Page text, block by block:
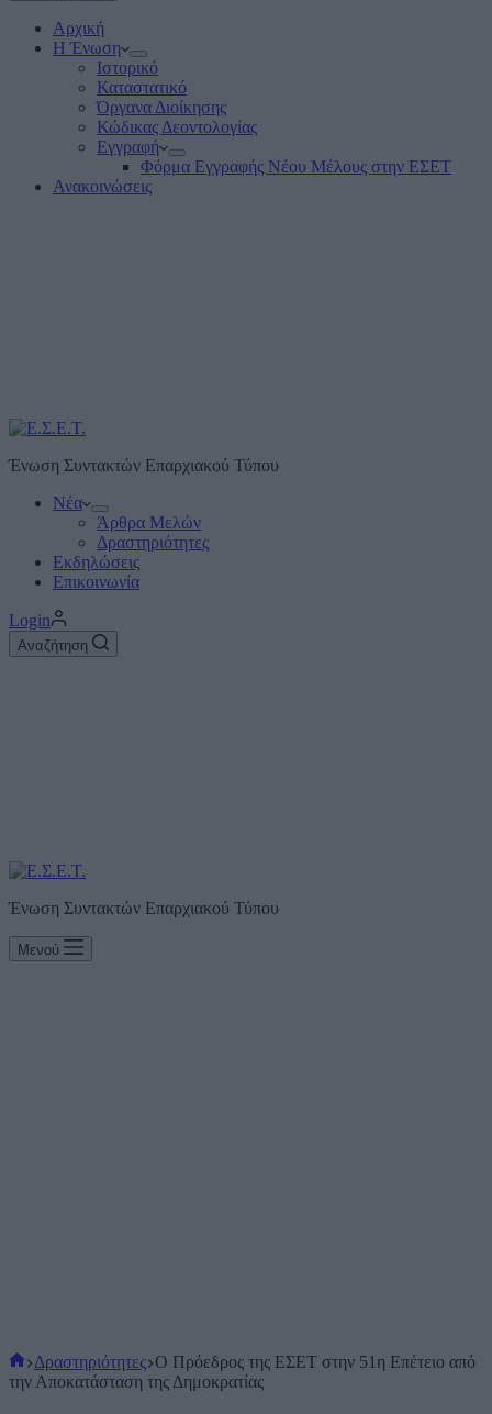
Αρχική
Η Ένωση
Ιστορικό
Καταστατικό
Όργανα Διοίκησης
Κώδικας Δεοντολογίας
Εγγραφή
Φόρμα Εγγραφής Νέου Μέλους στην ΕΣΕΤ
Ανακοινώσεις
Ένωση Συντακτών Επαρχιακού Τύπου
Νέα
Άρθρα Μελών
Δραστηριότητες
Εκδηλώσεις
Επικοινωνία
Login
Αναζήτηση
Ένωση Συντακτών Επαρχιακού Τύπου
Μενού
Αρχική
σελίδα
Δραστηριότητες Ο Πρόεδρος της ΕΣΕΤ στην 51η Επέτειο από
την Αποκατάσταση της Δημοκρατίας